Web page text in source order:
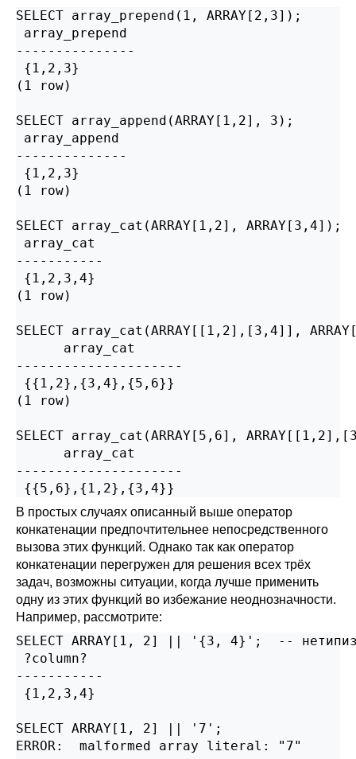
SELECT array_prepend(1, ARRAY[2,3]);
array_prepend
---------------
{1,2,3}
(1 row)
SELECT array_append(ARRAY[1,2], 3);
array_append
--------------
{1,2,3}
(1 row)
SELECT array_cat(ARRAY[1,2], ARRAY[3,4]);
array_cat
-----------
{1,2,3,4}
(1 row)
SELECT array_cat(ARRAY[[1,2],[3,4]],
      array_cat
---------------------
{{1,2},{3,4},{5,6}}
(1 row)
SELECT array_cat(ARRAY[5,6],
      array_cat
---------------------
{{5,6},{1,2},{3,4}}
В простых случаях описанный выше оператор
конкатенации предпочтительнее непосредственного
вызова этих функций. Однако так как оператор
конкатенации перегружен для решения всех трёх
задач, возможны ситуации, когда лучше применить
одну из этих функций во избежание неоднозначности.
Например, рассмотрите:
SELECT ARRAY[1, 2] || '{3, 4}';  --
?column?
-----------
{1,2,3,4}
SELECT ARRAY[1, 2] || '7';
ERROR:  malformed array literal: "7"